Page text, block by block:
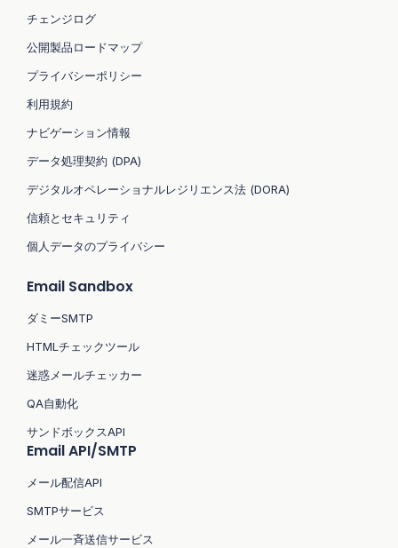
チェンジログ
公開製品ロードマップ
プライバシーポリシー
利用規約
ナビゲーション情報
データ処理契約 (DPA)
デジタルオペレーショナルレジリエンス法 (DORA)
信頼とセキュリティ
個人データのプライバシー
Email Sandbox
ダミーSMTP
HTMLチェックツール
迷惑メールチェッカー
QA自動化
サンドボックスAPI
Email API/SMTP
メール配信API
SMTPサービス
メール一斉送信サービス